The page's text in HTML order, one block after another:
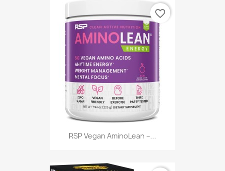
RSP Vegan AminoLean –...
favorite_border